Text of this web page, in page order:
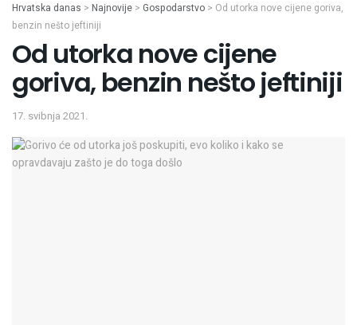
Hrvatska danas > Najnovije > Gospodarstvo > Od utorka nove cijene goriva,
benzin nešto jeftiniji
Od utorka nove cijene
goriva, benzin nešto jeftiniji
17. svibnja 2021.